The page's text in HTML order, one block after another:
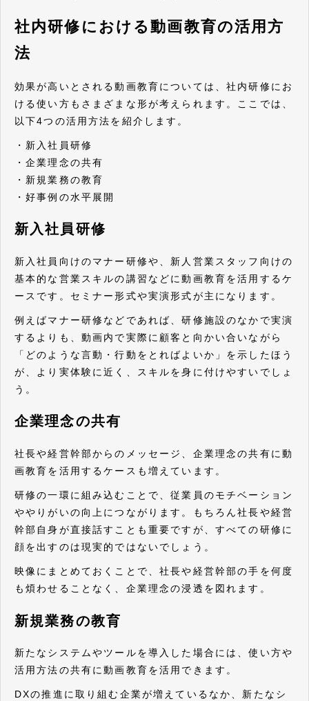
社内研修における動画教育の活用方
法
効果が高いとされる動画教育については、社内研修にお
ける使い方もさまざまな形が考えられます。ここでは、
以下4つの活用方法を紹介します。
・新入社員研修
・企業理念の共有
・新規業務の教育
・好事例の水平展開
新入社員研修
新入社員向けのマナー研修や、新人営業スタッフ向けの
基本的な営業スキルの講習などに動画教育を活用するケ
ースです。セミナー形式や実演形式が主になります。
例えばマナー研修などであれば、研修施設のなかで実演
するよりも、動画内で実際に顧客と向かい合いながら
「どのような言動・行動をとればよいか」を示したほう
が、より実体験に近く、スキルを身に付けやすいでしょ
う。
企業理念の共有
社長や経営幹部からのメッセージ、企業理念の共有に動
画教育を活用するケースも増えています。
研修の一環に組み込むことで、従業員のモチベーション
ややりがいの向上につながります。もちろん社長や経営
幹部自身が直接話すことも重要ですが、すべての研修に
顔を出すのは現実的ではないでしょう。
映像にまとめておくことで、社長や経営幹部の手を何度
も煩わせることなく、企業理念の浸透を図れます。
新規業務の教育
新たなシステムやツールを導入した場合には、使い方や
活用方法の共有に動画教育を活用できます。
DXの推進に取り組む企業が増えているなか、新たなシ